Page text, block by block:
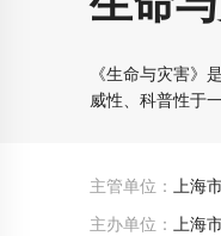
《生命与灾害》
威性、科普性于
主管单位：
上海
主办单位：
上海